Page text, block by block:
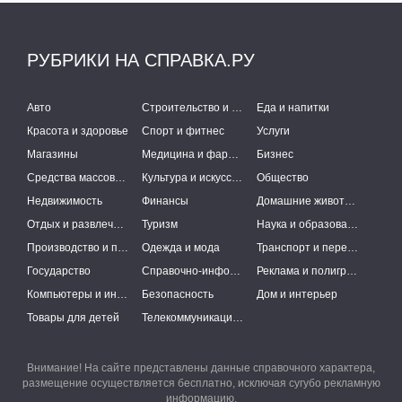
РУБРИКИ НА СПРАВКА.РУ
Авто Строительство и ремонт
Еда и напитки
Красота и здоровье
Спорт и фитнес
Услуги
Магазины
Медицина и фармацевтика
Бизнес
Средства массовой информации
Культура и искусство
Общество
Недвижимость
Финансы
Домашние животные
Отдых и развлечения
Туризм
Наука и образование
Производство и поставки
Одежда и мода
Транспорт и перевозки
Государство
Справочно-информационные системы
Реклама и полиграфия
Компьютеры и интернет
Безопасность
Дом и интерьер
Товары для детей
Телекоммуникации и связь
Внимание! На сайте представлены данные справочного характера,
размещение осуществляется бесплатно, исключая сугубо рекламную
информацию.